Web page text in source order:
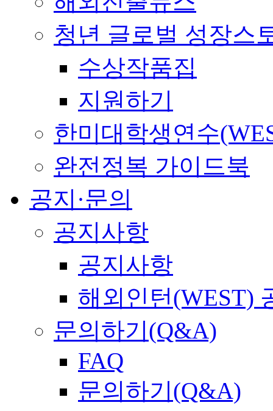
청년 글로벌 성장스
수상작품집
지원하기
한미대학생연수
완전정복 가이드북
공지·문의
공지사항
공지사항
해외인턴(WEST)
문의하기(Q&A)
FAQ
문의하기(Q&A)